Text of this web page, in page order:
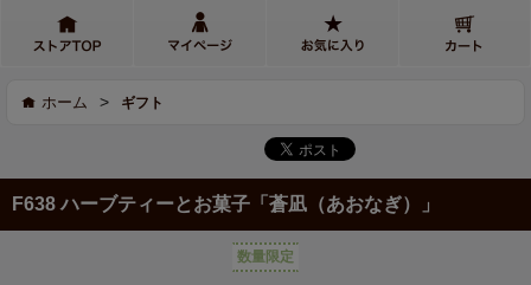
ホーム > ギフト
F638 ハーブティーとお菓子「蒼凪（あおなぎ）」
数量限定